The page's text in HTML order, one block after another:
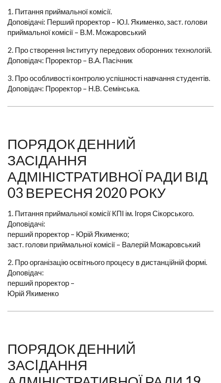
1. Питання приймальної комісії.
Доповідачі: Перший проректор – Ю.І. Якименко, заст. голови
приймальної комісії – В.М. Можаровський
2. Про створення Інституту передових оборонних технологій.
Доповідач: Проректор – В.А. Пасічник
3. Про особливості контролю успішності навчання студентів.
Доповідач: Проректор – Н.В. Семінська.
ПОРЯДОК ДЕННИЙ
ЗАСІДАННЯ
АДМІНІСТРАТИВНОЇ РАДИ ВІД
03 ВЕРЕСНЯ 2020 РОКУ
1. Питання приймальної комісії КПІ ім. Ігоря Сікорського.
Доповідачі:
перший проректор – Юрій Якименко;
заст. голови приймальної комісії – Валерій Можаровський
2. Про організацію освітнього процесу в дистанційній формі.
Доповідач:
перший проректор –
Юрій Якименко
ПОРЯДОК ДЕННИЙ
ЗАСIДАННЯ